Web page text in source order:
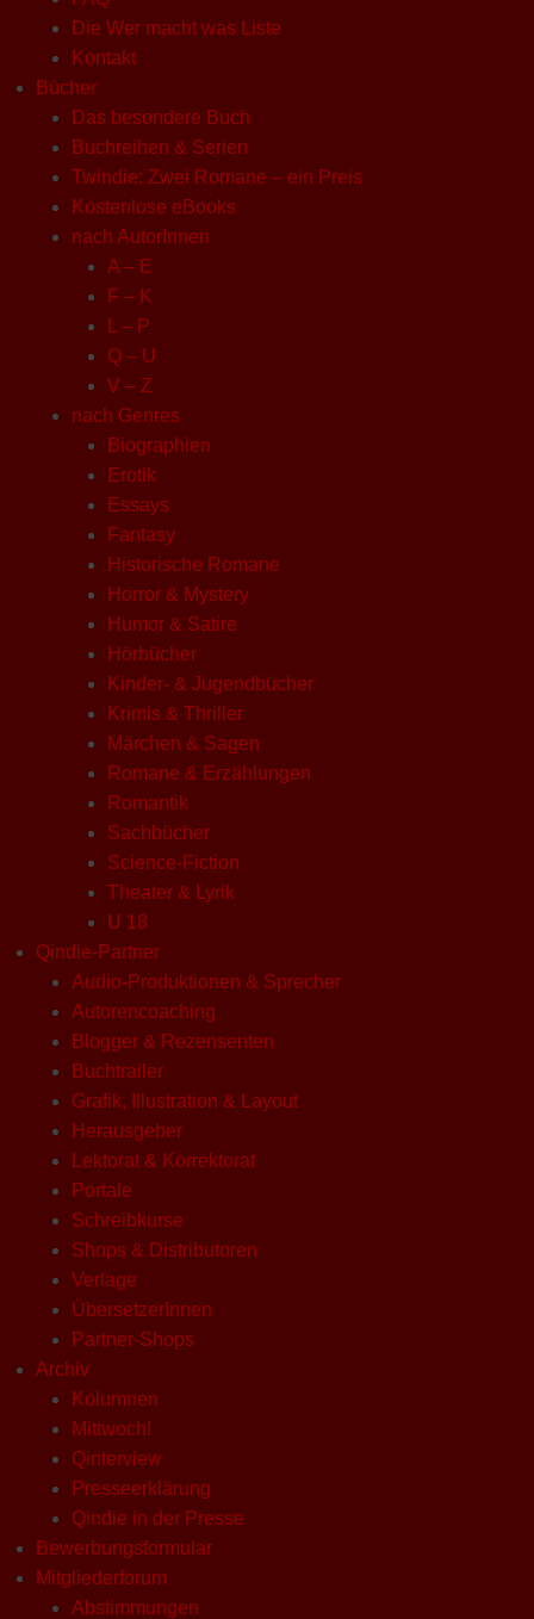
Die Wer macht was Liste
Kontakt
Bücher
Das besondere Buch
Buchreihen & Serien
Twindie: Zwei Romane – ein Preis
Kostenlose eBooks
nach AutorInnen
A – E
F – K
L – P
Q – U
V – Z
nach Genres
Biographien
Erotik
Essays
Fantasy
Historische Romane
Horror & Mystery
Humor & Satire
Hörbücher
Kinder- & Jugendbücher
Krimis & Thriller
Märchen & Sagen
Romane & Erzählungen
Romantik
Sachbücher
Science-Fiction
Theater & Lyrik
U 18
Qindie-Partner
Audio-Produktionen & Sprecher
Autorencoaching
Blogger & Rezensenten
Buchtrailer
Grafik, Illustration & Layout
Herausgeber
Lektorat & Korrektorat
Portale
Schreibkurse
Shops & Distributoren
Verlage
ÜbersetzerInnen
Partner-Shops
Archiv
Kolumnen
Mittwoch!
Qinterview
Presseerklärung
Qindie in der Presse
Bewerbungsformular
Mitgliederforum
Abstimmungen